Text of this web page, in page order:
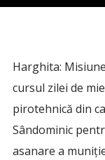
Harghita:
cursul zilei de
pirotehnică din
Sândominic
asanare a